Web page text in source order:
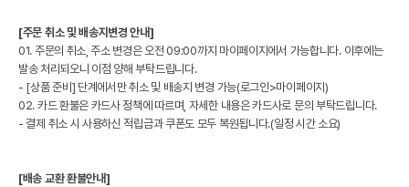
[주문 취소 및 배송지변경 안내]
01. 주문의 취소, 주소 변경은 오전 09:00까지 마이페이지에서 가능합니다. 이후에는
발송 처리되오니 이점 양해 부탁드립니다.
- [상품 준비] 단계에서만 취소 및 배송지 변경 가능(로그인>마이페이지)
02. 카드 환불은 카드사 정책에 따르며, 자세한 내용은 카드사로 문의 부탁드립니다.
- 결제 취소 시 사용하신 적립금과 쿠폰도 모두 복원됩니다.(일정 시간 소요)
[배송 교환 환불안내]